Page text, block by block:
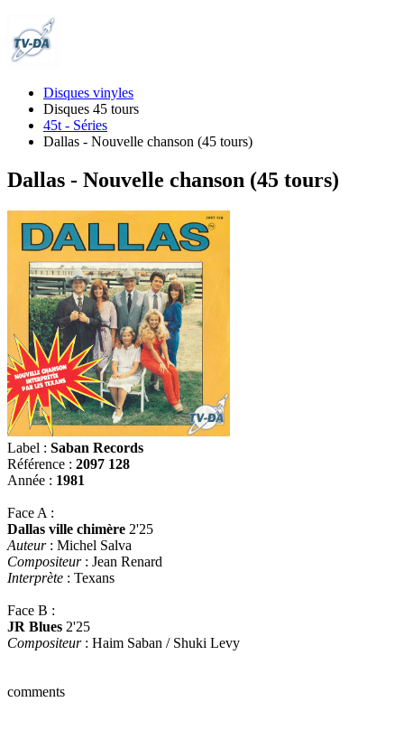
Disques vinyles
Disques 45 tours
45t - Séries
Dallas - Nouvelle chanson (45 tours)
Dallas - Nouvelle chanson (45 tours)
Label : Saban Records
Référence : 2097 128
Année : 1981
Face A :
Dallas ville chimère 2'25
Auteur: Michel Salva
Compositeur: Jean Renard
Interprète : Texans
Face B :
JR Blues 2'25
Compositeur: Haim Saban / Shuki Levy
comments